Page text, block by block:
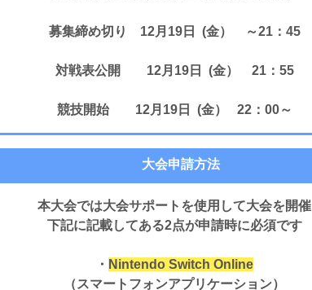
募集締め切り 12月19日 (金） ～21：45
対戦表公開 12月19日 (金） 21：55
競技開始 12月19日 (金） 22：00～
大会申請方法
本大会では大会サポートを使用して大会を開催
下記に記載してある2点が申請時に必須です
・ Nintendo Switch Online
（スマートフォンアプリケーション）